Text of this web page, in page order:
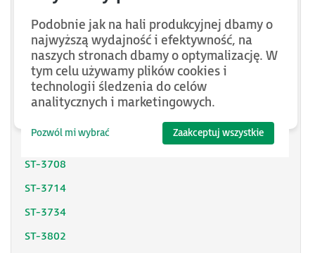
ST-3524
ST-3544
ST-3624
ST-3644
ST-3704
ST-3708
ST-3714
ST-3734
ST-3802
Podobnie jak na hali produkcyjnej dbamy o
najwyższą wydajność i efektywność, na
naszych stronach dbamy o optymalizację. W
tym celu używamy plików cookies i
technologii śledzenia do celów
analitycznych i marketingowych.
Pozwól mi wybrać Zaakceptuj wszystkie